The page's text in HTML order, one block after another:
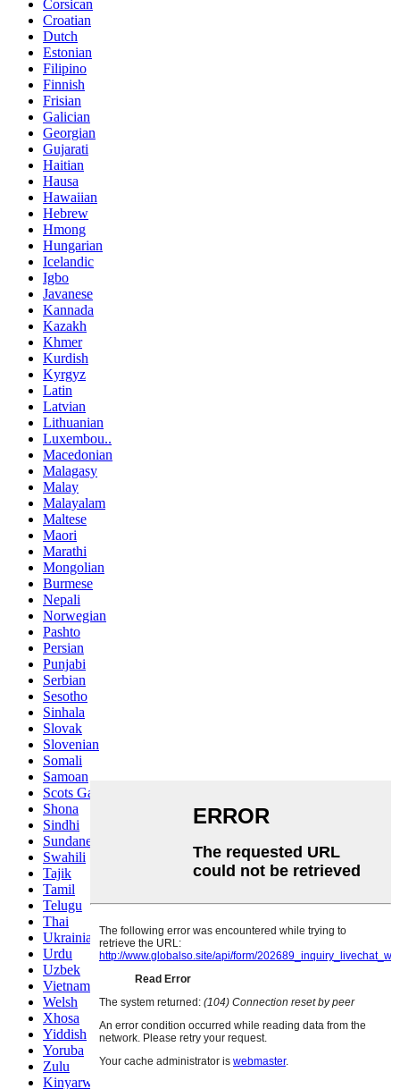
Corsican
Croatian
Dutch
Estonian
Filipino
Finnish
Frisian
Galician
Georgian
Gujarati
Haitian
Hausa
Hawaiian
Hebrew
Hmong
Hungarian
Icelandic
Igbo
Javanese
Kannada
Kazakh
Khmer
Kurdish
Kyrgyz
Latin
Latvian
Lithuanian
Luxembou..
Macedonian
Malagasy
Malay
Malayalam
Maltese
Maori
Marathi
Mongolian
Burmese
Nepali
Norwegian
Pashto
Persian
Punjabi
Serbian
Sesotho
Sinhala
Slovak
Slovenian
Somali
Samoan
Scots Gaelic
Shona
Sindhi
Sundanese
Swahili
Tajik
Tamil
Telugu
Thai
Ukrainian
Urdu
Uzbek
Vietnamese
Welsh
Xhosa
Yiddish
Yoruba
Zulu
Kinyarwanda